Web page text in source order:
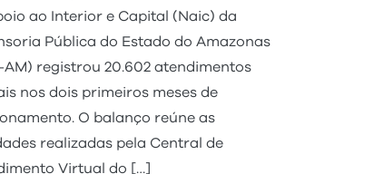
ao Interior e Capital (Naic) da
Pública do Estado do Amazonas
AM) registrou 20.602 atendimentos
nos dois primeiros meses de
O balanço reúne as
realizadas pela Central de
Virtual do […]